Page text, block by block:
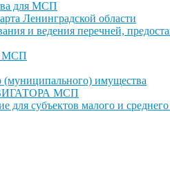
для МСП
Ленинградской области
и ведения перечней,
МСП
(муниципального) имущества
МСП
для субъектов малого и